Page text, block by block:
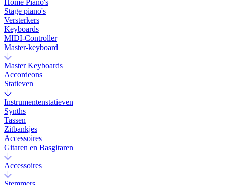
Home Piano's
Stage piano's
Versterkers
Keyboards
MIDI-Controller
Master-keyboard
Master Keyboards
Accordeons
Statieven
Instrumentenstatieven
Synths
Tassen
Zitbankjes
Accessoires
Gitaren en Basgitaren
Accessoires